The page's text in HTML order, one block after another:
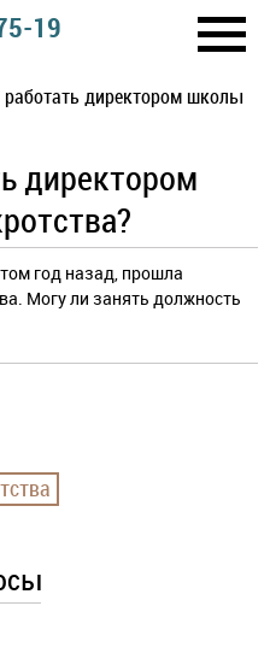
19
директором школы
директором
год назад, прошла
Могу ли занять должность